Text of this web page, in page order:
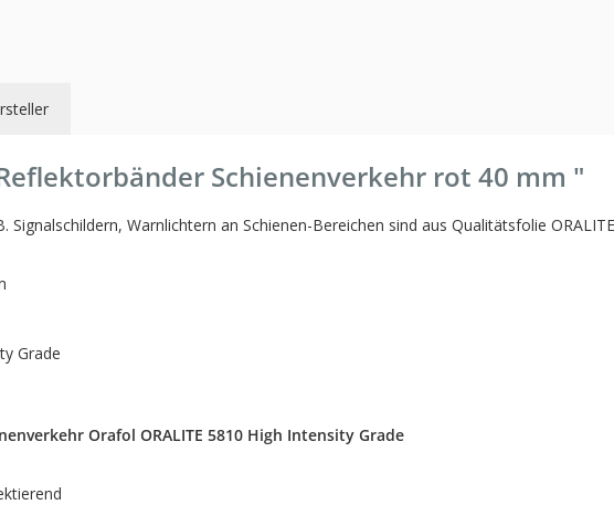
Schienenverkehr rot 40 mm "
Signalschildern, Warnlichtern an Schienen-Bereichen sind aus Qualitätsfolie
Grade
Orafol ORALITE 5810 High Intensity Grade